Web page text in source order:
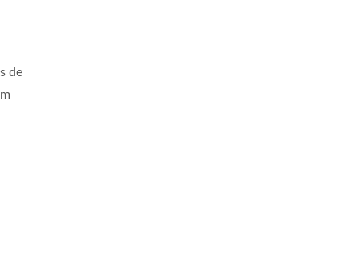
de